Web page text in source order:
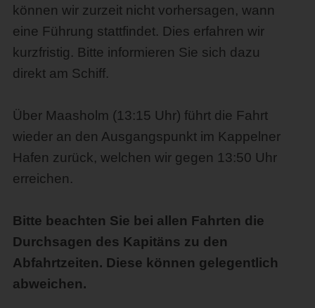
können wir zurzeit nicht vorhersagen, wann
eine Führung stattfindet. Dies erfahren wir
kurzfristig. Bitte informieren Sie sich dazu
direkt am Schiff.
Über Maasholm (13:15 Uhr) führt die Fahrt
wieder an den Ausgangspunkt im Kappelner
Hafen zurück, welchen wir gegen 13:50 Uhr
erreichen.
Bitte beachten Sie bei allen Fahrten die
Durchsagen des Kapitäns zu den
Abfahrtzeiten. Diese können gelegentlich
abweichen.